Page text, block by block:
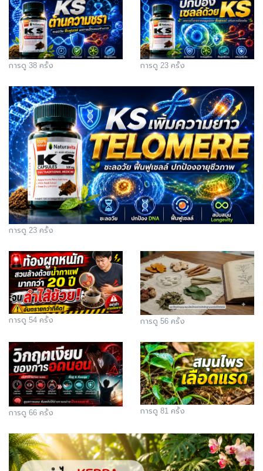
การดู 38 ครั้ง การดู 23 ครั้ง
การดู 23 ครั้ง
การดู 54 ครั้ง การดู 56 ครั้ง
การดู 66 ครั้ง การดู 81 ครั้ง